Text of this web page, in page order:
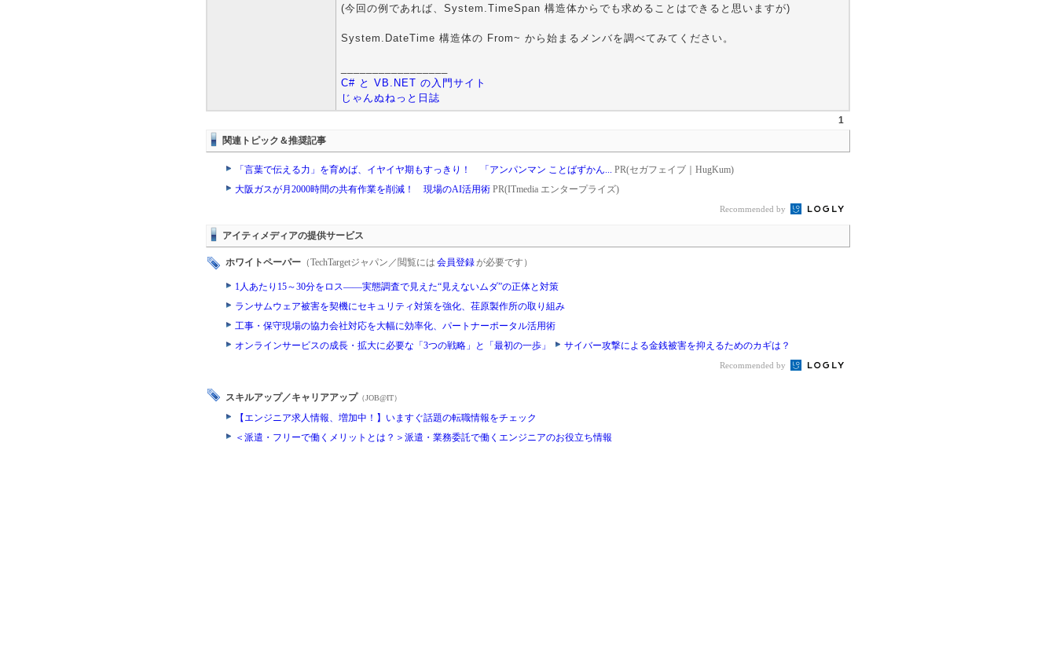
(今回の例であれば、System.TimeSpan 構造体からでも求めることはできると思いますが)
System.DateTime 構造体の From~ から始まるメンバを調べてみてください。
C# と VB.NET の入門サイト
じゃんぬねっと日誌
1
関連トピック＆推奨記事
「言葉で伝える力」を育めば、イヤイヤ期もすっきり！ 「アンパンマン ことばずかん... PR(セガフェイブ｜HugKum)
大阪ガスが月2000時間の共有作業を削減！ 現場のAI活用術 PR(ITmedia エンタープライズ)
Recommended by
アイティメディアの提供サービス
ホワイトペーパー （TechTargetジャパン／閲覧には 会員登録が必要です）
1人あたり15～30分をロス――実態調査で見えた“見えないムダ”の正体と対策
ランサムウェア被害を契機にセキュリティ対策を強化、荏原製作所の取り組み
工事・保守現場の協力会社対応を大幅に効率化、パートナーポータル活用術
オンラインサービスの成長・拡大に必要な「3つの戦略」と「最初の一歩」
サイバー攻撃による金銭被害を抑えるためのカギは？
Recommended by
スキルアップ／キャリアアップ （JOB@IT）
【エンジニア求人情報、増加中！】いますぐ話題の転職情報をチェック
＜派遣・フリーで働くメリットとは？＞派遣・業務委託で働くエンジニアのお役立ち情報